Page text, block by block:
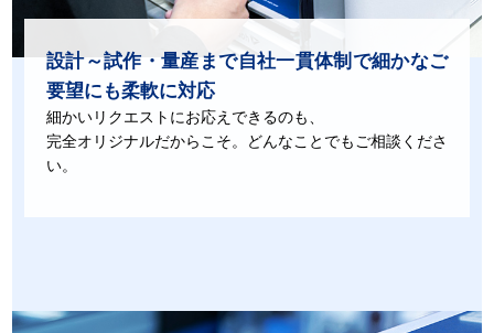
設計～試作・量産まで自社一貫体制で細かなご
要望にも柔軟に対応
細かいリクエストにお応えできるのも、
完全オリジナルだからこそ。どんなことでもご相談くださ
い。